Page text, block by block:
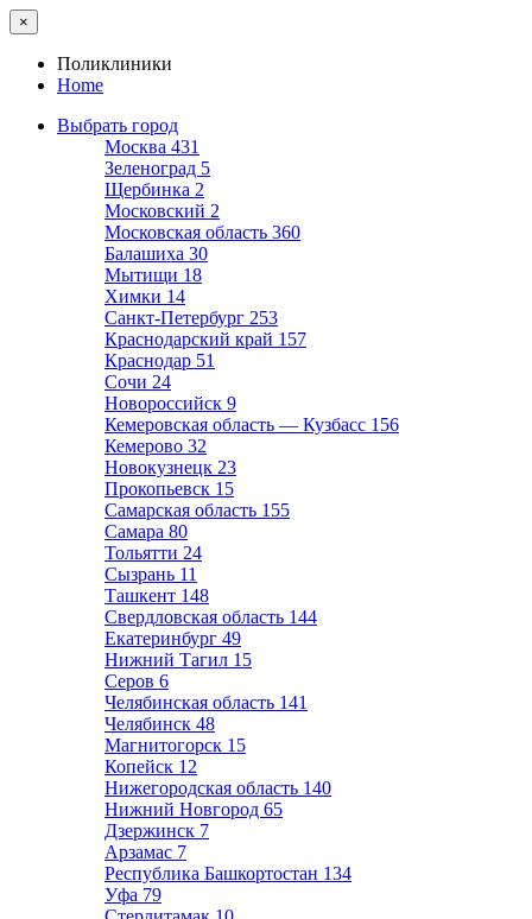
×
Поликлиники
Home
Выбрать город
Москва 431
Зеленоград 5
Щербинка 2
Московский 2
Московская область 360
Балашиха 30
Мытищи 18
Химки 14
Санкт-Петербург 253
Краснодарский край 157
Краснодар 51
Сочи 24
Новороссийск 9
Кемеровская область — Кузбасс 156
Кемерово 32
Новокузнецк 23
Прокопьевск 15
Самарская область 155
Самара 80
Тольятти 24
Сызрань 11
Ташкент 148
Свердловская область 144
Екатеринбург 49
Нижний Тагил 15
Серов 6
Челябинская область 141
Челябинск 48
Магнитогорск 15
Копейск 12
Нижегородская область 140
Нижний Новгород 65
Дзержинск 7
Арзамас 7
Республика Башкортостан 134
Уфа 79